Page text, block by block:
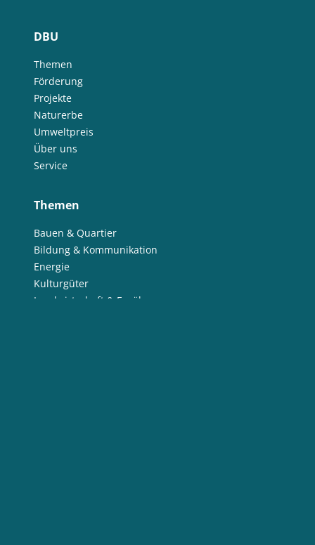
DBU
Themen
Förderung
Projekte
Naturerbe
Umweltpreis
Über uns
Service
Themen
Bauen & Quartier
Bildung & Kommunikation
Energie
Kulturgüter
Landwirtschaft & Ernährung